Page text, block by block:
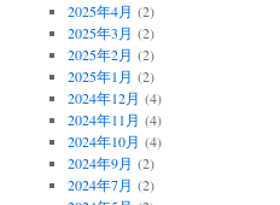
2025年4月 (2)
2025年3月 (2)
2025年2月 (2)
2025年1月 (2)
2024年12月 (4)
2024年11月 (4)
2024年10月 (4)
2024年9月 (2)
2024年7月 (2)